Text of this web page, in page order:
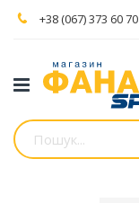
+38 (067) 373 60 70